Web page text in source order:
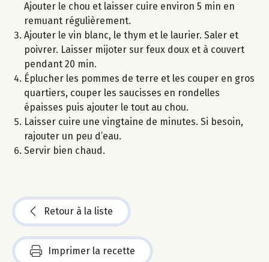
Ajouter le chou et laisser cuire environ 5 min en
remuant régulièrement.
Ajouter le vin blanc, le thym et le laurier. Saler et
poivrer. Laisser mijoter sur feux doux et à couvert
pendant 20 min.
Éplucher les pommes de terre et les couper en gros
quartiers, couper les saucisses en rondelles
épaisses puis ajouter le tout au chou.
Laisser cuire une vingtaine de minutes. Si besoin,
rajouter un peu d’eau.
Servir bien chaud.
Retour à la liste
Imprimer la recette